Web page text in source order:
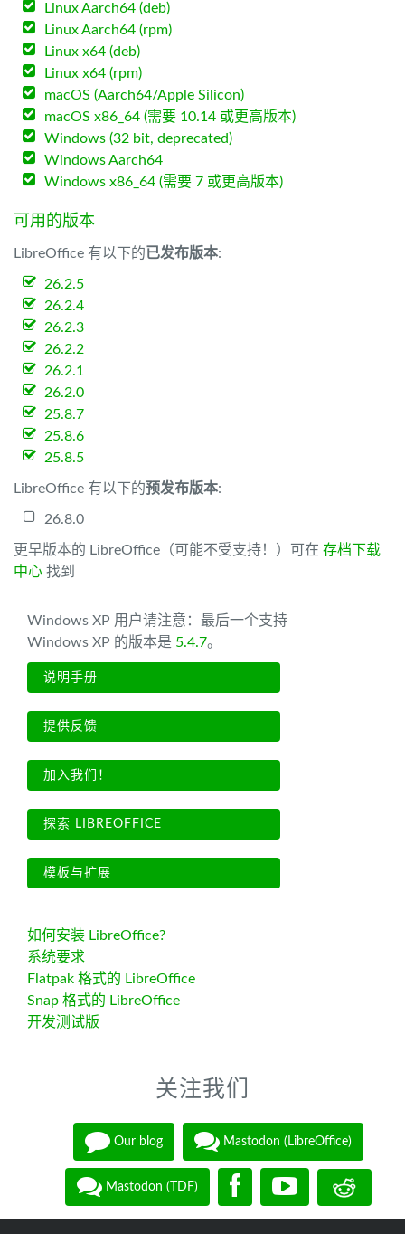
Linux Aarch64 (deb)
Linux Aarch64 (rpm)
Linux x64 (deb)
Linux x64 (rpm)
macOS (Aarch64/Apple Silicon)
macOS x86_64 (需要 10.14 或更高版本)
Windows (32 bit, deprecated)
Windows Aarch64
Windows x86_64 (需要 7 或更高版本)
可用的版本
LibreOffice 有以下的已发布版本:
26.2.5
26.2.4
26.2.3
26.2.2
26.2.1
26.2.0
25.8.7
25.8.6
25.8.5
LibreOffice 有以下的预发布版本:
26.8.0
更早版本的 LibreOffice（可能不受支持！）可在 存档下载
中心 找到
Windows XP 用户请注意：最后一个支持
Windows XP 的版本是 5.4.7。
说明手册
提供反馈
加入我们！
探索 LIBREOFFICE
模板与扩展
如何安装 LibreOffice?
系统要求
Flatpak 格式的 LibreOffice
Snap 格式的 LibreOffice
开发测试版
关注我们
Our blog Mastodon (LibreOffice)
Mastodon (TDF)